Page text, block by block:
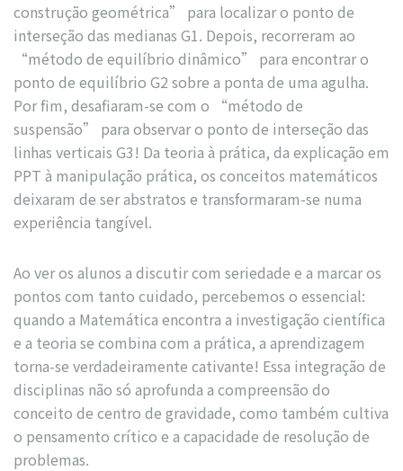
construção geométrica” para localizar o ponto de
interseção das medianas G1. Depois, recorreram ao
“método de equilíbrio dinâmico” para encontrar o
ponto de equilíbrio G2 sobre a ponta de uma agulha.
Por fim, desafiaram-se com o “método de
suspensão” para observar o ponto de interseção das
linhas verticais G3! Da teoria à prática, da explicação em
PPT à manipulação prática, os conceitos matemáticos
deixaram de ser abstratos e transformaram-se numa
experiência tangível.
Ao ver os alunos a discutir com seriedade e a marcar os
pontos com tanto cuidado, percebemos o essencial:
quando a Matemática encontra a investigação científica
e a teoria se combina com a prática, a aprendizagem
torna-se verdadeiramente cativante! Essa integração de
disciplinas não só aprofunda a compreensão do
conceito de centro de gravidade, como também cultiva
o pensamento crítico e a capacidade de resolução de
problemas.